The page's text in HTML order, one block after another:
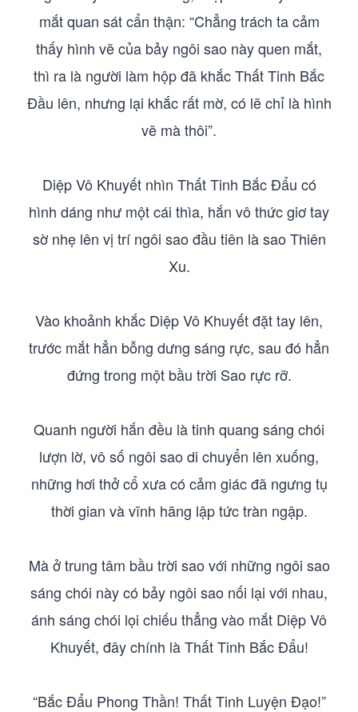
mắt quan sát cẩn thận: “Chẳng trách ta cảm
thấy hình vẽ của bảy ngôi sao này quen mắt,
thì ra là người làm hộp đã khắc Thất Tinh Bắc
Đầu lên, nhưng lại khắc rất mờ, có lẽ chỉ là hình
vẽ mà thôi”.
Diệp Vô Khuyết nhìn Thất Tinh Bắc Đẩu có
hình dáng như một cái thìa, hắn vô thức giơ tay
sờ nhẹ lên vị trí ngôi sao đầu tiên là sao Thiên
Xu.
Vào khoảnh khắc Diệp Vô Khuyết đặt tay lên,
trước mắt hẳn bỗng dưng sáng rực, sau đó hẳn
đứng trong một bầu trời Sao rực rỡ.
Quanh người hắn đều là tinh quang sáng chói
lượn lờ, vô số ngôi sao di chuyển lên xuống,
những hơi thở cổ xưa có cảm giác đã ngưng tụ
thời gian và vĩnh hãng lập tức tràn ngập.
Mà ở trung tâm bầu trời sao với những ngôi sao
sáng chói này có bảy ngôi sao nối lại với nhau,
ánh sáng chói lọi chiếu thẳng vào mắt Diệp Vô
Khuyết, đây chính là Thất Tinh Bắc Đẩu!
“Bắc Đẩu Phong Thần! Thất Tinh Luyện Đạo!”